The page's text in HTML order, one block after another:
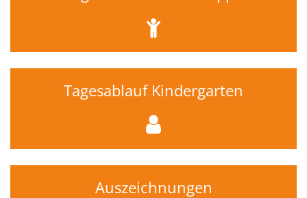
Tagesablauf Kindergarten
Auszeichnungen